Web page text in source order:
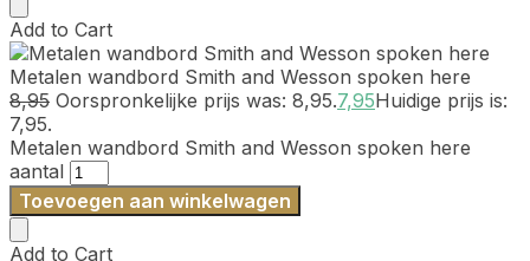
Add to Cart
Metalen wandbord Smith and Wesson spoken here
8,95 Oorspronkelijke prijs was: 8,95.7,95Huidige prijs is:
7,95.
Metalen wandbord Smith and Wesson spoken here
aantal
Toevoegen aan winkelwagen
Add to Cart